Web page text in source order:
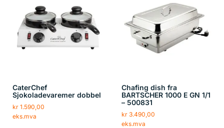
CaterChef
Sjokoladevaremer dobbel
kr 1.590,00
eks.mva
Chafing dish fra
BARTSCHER 1000 E GN 1/1
– 500831
kr3.490,00
eks.mva